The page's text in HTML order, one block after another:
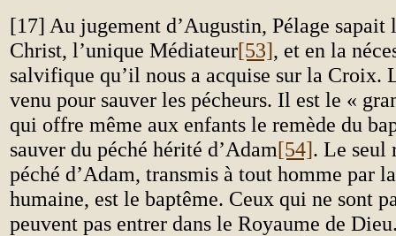
[17] Au jugement d’Augustin, Pélage sapait
Christ, l’unique Médiateur[53], et en la
salvifique qu’il nous a acquise sur la Croix.
venu pour sauver les pécheurs. Il est le «
qui offre même aux enfants le remède du
sauver du péché hérité d’Adam[54]. Le seul
péché d’Adam, transmis à tout homme par
humaine, est le baptême. Ceux qui ne sont
peuvent pas entrer dans le Royaume de